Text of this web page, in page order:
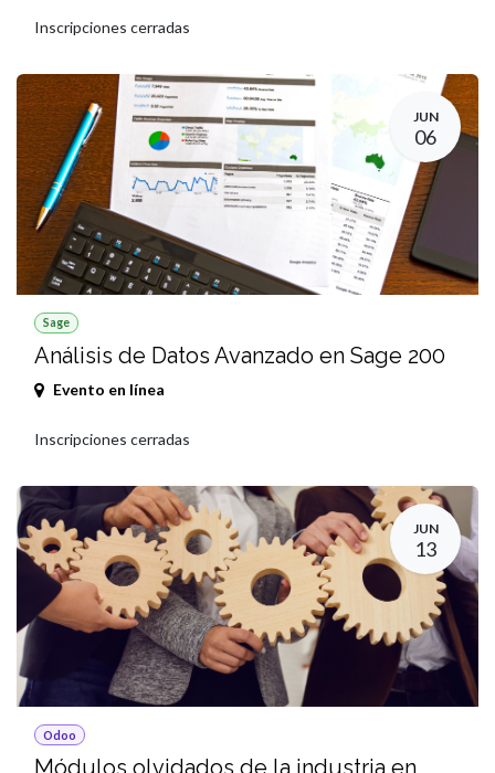
Inscripciones cerradas
JUN
06
Sage
Análisis de Datos Avanzado en Sage 200
Evento en línea
Inscripciones cerradas
JUN
13
Odoo